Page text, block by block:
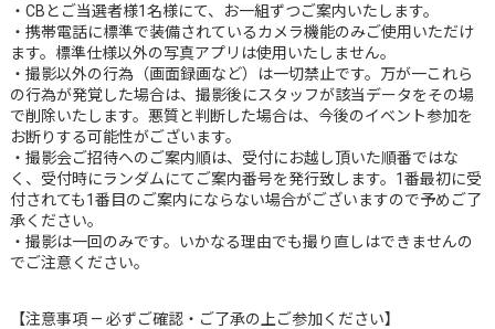
・CBとご当選者様1名様にて、お一組ずつご案内いたします。
・携帯電話に標準で装備されているカメラ機能のみご使用いただけ
ます。標準仕様以外の写真アプリは使用いたしません。
・撮影以外の行為（画面録画など）は一切禁止です。万が一これら
の行為が発覚した場合は、撮影後にスタッフが該当データをその場
で削除いたします。悪質と判断した場合は、今後のイベント参加を
お断りする可能性がございます。
・撮影会ご招待へのご案内順は、受付にお越し頂いた順番ではな
く、受付時にランダムにてご案内番号を発行致します。1番最初に受
付されても1番目のご案内にならない場合がございますので予めご了
承ください。
・撮影は一回のみです。いかなる理由でも撮り直しはできませんの
でご注意ください。
【注意事項 — 必ずご確認・ご了承の上ご参加ください】